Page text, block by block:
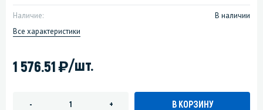
Наличие:
В наличии
Все характеристики
1 576.51)/шт.
- + В КОРЗИНУ